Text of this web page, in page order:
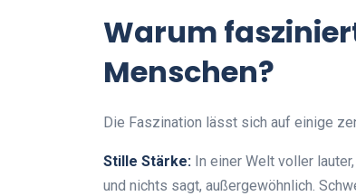
Warum
Menschen?
Die Faszination lässt sich auf einige
Stille Stärke: In einer Welt voller
und nichts sagt, außergewöhnlich.